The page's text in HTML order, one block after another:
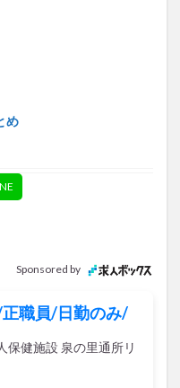
め
Sponsored by
正職員/日勤のみ/
保健施設 泉の里通所リ